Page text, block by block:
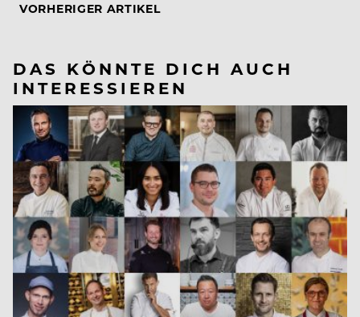
VORHERIGER ARTIKEL
DAS KÖNNTE DICH AUCH
INTERESSIEREN